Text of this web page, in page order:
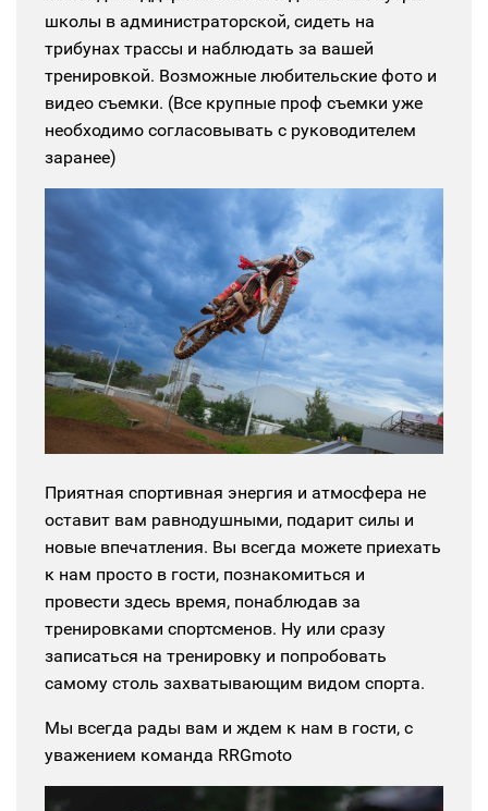
школы в администраторской, сидеть на
трибунах трассы и наблюдать за вашей
тренировкой. Возможные любительские фото и
видео съемки. (Все крупные проф съемки уже
необходимо согласовывать с руководителем
заранее)
Приятная спортивная энергия и атмосфера не
оставит вам равнодушными, подарит силы и
новые впечатления. Вы всегда можете приехать
к нам просто в гости, познакомиться и
провести здесь время, понаблюдав за
тренировками спортсменов. Ну или сразу
записаться на тренировку и попробовать
самому столь захватывающим видом спорта.
Мы всегда рады вам и ждем к нам в гости, с
уважением команда RRGmoto